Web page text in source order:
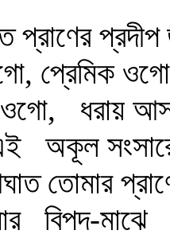
প্রদীপ
ধরায়
প্রাণে
মাঝে